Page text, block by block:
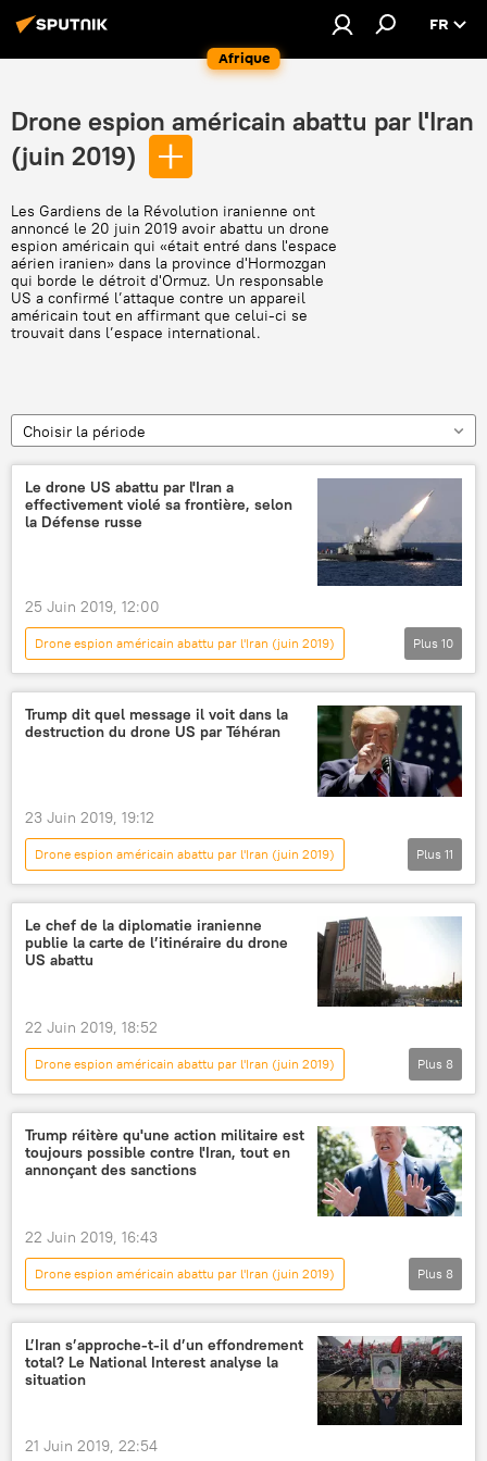
Afrique
FR
Drone espion américain abattu par l'Iran
(juin 2019)
Les Gardiens de la Révolution iranienne ont
annoncé le 20 juin 2019 avoir abattu un drone
espion américain qui «était entré dans l'espace
aérien iranien» dans la province d'Hormozgan
qui borde le détroit d'Ormuz. Un responsable
US a confirmé l’attaque contre un appareil
américain tout en affirmant que celui-ci se
trouvait dans l’espace international.
Choisir la période
Le drone US abattu par l'Iran a
effectivement violé sa frontière, selon
la Défense russe
25 Juin 2019, 12:00
Drone espion américain abattu par l'Iran (juin 2019)
International
Actualités
Iran
drone
Nikolaï Patrouchev
Russie
ministère russe de la Défense
John Bolton
Plus 10
Trump dit quel message il voit dans la
destruction du drone US par Téhéran
23 Juin 2019, 19:12
Drone espion américain abattu par l'Iran (juin 2019)
Actualités
International
Donald Trump
Iran
drone
opération militaire
Téhéran
Plus 11
Le chef de la diplomatie iranienne
publie la carte de l’itinéraire du drone
US abattu
22 Juin 2019, 18:52
Drone espion américain abattu par l'Iran (juin 2019)
Actualités
International
Iran
Mohammad Javad Zarif
États-Unis
drone
carte Détroit d'Ormuz
Plus 8
Trump réitère qu'une action militaire est
toujours possible contre l'Iran, tout en
annonçant des sanctions
22 Juin 2019, 16:43
Drone espion américain abattu par l'Iran (juin 2019)
International
Actualités
Donald Trump
Iran
États-Unis
militaires
politique sanctions
Plus 8
L’Iran s’approche-t-il d’un effondrement
total? Le National Interest analyse la
situation
21 Juin 2019, 22:54